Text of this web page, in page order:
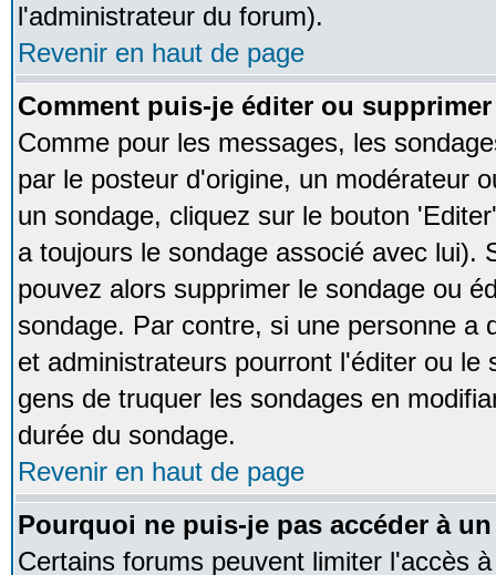
l'administrateur du forum).
Revenir en haut de page
Comment puis-je éditer ou
Comme pour les messages, les
par le posteur d'origine, un modérateur
un sondage, cliquez sur le bouton
a toujours le sondage associé avec lui).
pouvez alors supprimer le sondage ou
sondage. Par contre, si une personne a
et administrateurs pourront l'éditer ou le
gens de truquer les sondages en
durée du sondage.
Revenir en haut de page
Pourquoi ne puis-je pas accéder à
Certains forums peuvent limiter l'accès